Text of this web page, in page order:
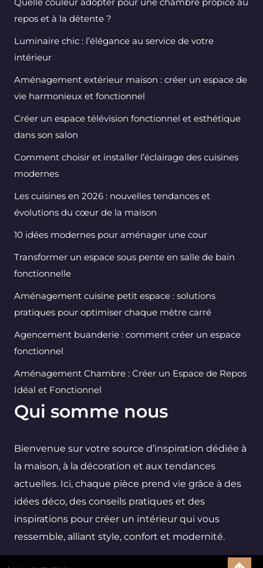
repos et à la détente ?
Luminaire chic : l’élégance au service de votre
intérieur
Aménagement extérieur maison : créer un espace de
vie harmonieux et fonctionnel
Créer un espace télévision fonctionnel et esthétique
dans son salon
Comment choisir et installer l’éclairage des cuisines
modernes
Les cuisines en 2026 : nouvelles tendances et
évolutions du cœur de la maison
10 idées modernes pour aménager une cour
Transformer un espace sous pente en salle de bain
fonctionnelle
Aménagement cuisine petit espace : solutions
pratiques pour optimiser chaque mètre carré
Agencement buanderie : comment créer un espace
fonctionnel
Aménagement Chambre : Créer un Espace de Repos
Idéal et Fonctionnel
Qui somme nous
Bienvenue sur votre source d’inspiration dédiée à
la maison, à la décoration et aux tendances
actuelles. Ici, chaque pièce prend vie grâce à des
idées déco, des conseils pratiques et des
inspirations pour créer un intérieur qui vous
ressemble, alliant style, confort et modernité.